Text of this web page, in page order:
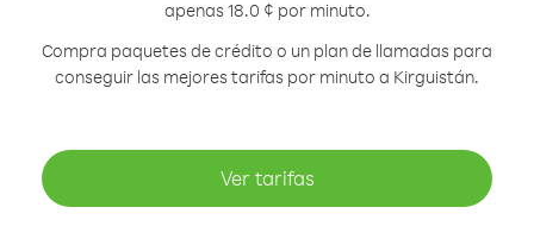
apenas 18.0 ¢ por minuto.
Compra paquetes de crédito o un plan de llamadas para
conseguir las mejores tarifas por minuto a Kirguistán.
Ver tarifas